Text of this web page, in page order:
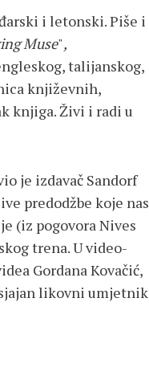
i letonski. Piše i
Muse",
talijanskog,
književnih,
knjiga. Živi i radi u
je izdavač Sandorf
predodžbe koje nas
(iz pogovora Nives
trena. U video-
Gordana Kovačić,
likovni umjetnik